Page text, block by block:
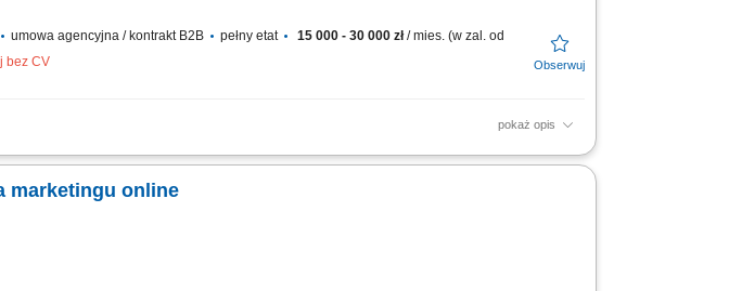
umowa agencyjna / kontrakt B2B pełny etat 15 000 - 30 000 zł/ mies. (w zal. od
bez CV
pokaż opis
w oparciu o model franczyzowy; pozyskiwanie klientów biznesowych i budowanie
marketingu online